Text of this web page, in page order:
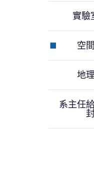
實驗
空
地
系主任